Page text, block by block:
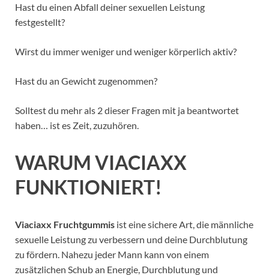
Hast du einen Abfall deiner sexuellen Leistung
festgestellt?
Wirst du immer weniger und weniger körperlich aktiv?
Hast du an Gewicht zugenommen?
Solltest du mehr als 2 dieser Fragen mit ja beantwortet
haben… ist es Zeit, zuzuhören.
WARUM VIACIAXX
FUNKTIONIERT!
Viaciaxx Fruchtgummis ist eine sichere Art, die männliche
sexuelle Leistung zu verbessern und deine Durchblutung
zu fördern. Nahezu jeder Mann kann von einem
zusätzlichen Schub an Energie, Durchblutung und